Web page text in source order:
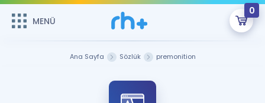
MENÜ
0
Sepetin Şu An Boş.
MENÜ
Ana Sayfa Sözlük premonition